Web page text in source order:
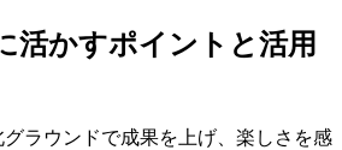
活かすポイントと活用
ラウンドで成果を上げ、楽しさを感